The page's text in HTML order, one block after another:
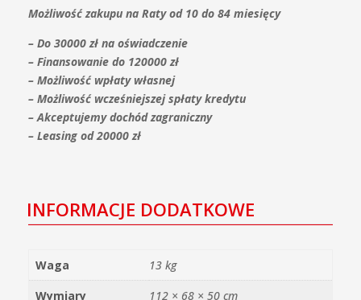
Możliwość zakupu na Raty od 10 do 84 miesięcy
– Do 30000 zł na oświadczenie
– Finansowanie do 120000 zł
– Możliwość wpłaty własnej
– Możliwość wcześniejszej spłaty kredytu
– Akceptujemy dochód zagraniczny
– Leasing od 20000 zł
INFORMACJE DODATKOWE
Waga
13 kg
Wymiary
112 × 68 × 50 cm